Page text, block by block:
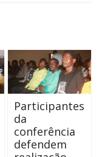
Participantes
da
conferência
defendem